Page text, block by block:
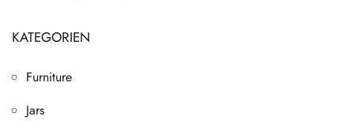
KATEGORIEN
Furniture
Jars